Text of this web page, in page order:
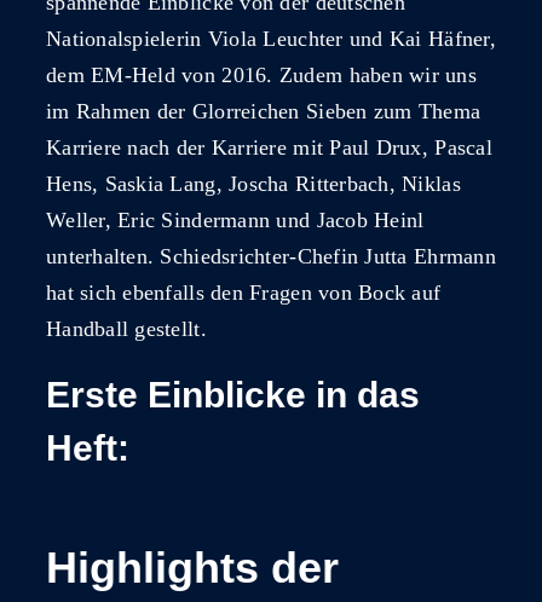
Nationalspielerin Viola Leuchter und Kai Häfner,
dem EM-Held von 2016. Zudem haben wir uns
im Rahmen der Glorreichen Sieben zum Thema
Karriere nach der Karriere mit Paul Drux, Pascal
Hens, Saskia Lang, Joscha Ritterbach, Niklas
Weller, Eric Sindermann und Jacob Heinl
unterhalten. Schiedsrichter-Chefin Jutta Ehrmann
hat sich ebenfalls den Fragen von Bock auf
Handball gestellt.
Erste Einblicke in das
Heft:
Highlights der